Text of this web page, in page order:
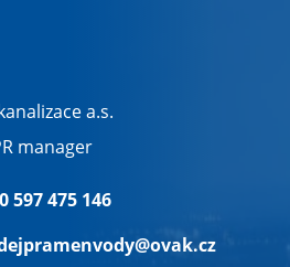
a.s.
manager
597 475 146